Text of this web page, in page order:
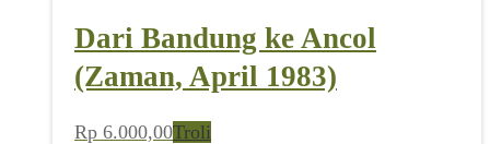
Dari Bandung ke Ancol
(Zaman, April 1983)
Rp 6.000,00Troli